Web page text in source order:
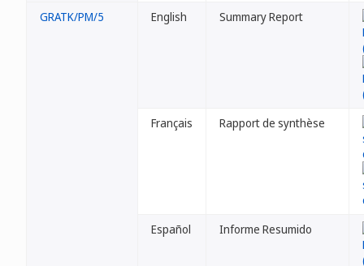
GRATK/PM/5 English Summary Report
Français Rapport de synthèse
Español Informe Resumido